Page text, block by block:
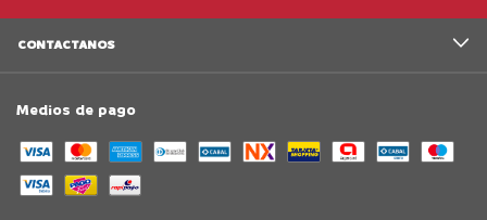
CONTACTANOS
Medios de pago